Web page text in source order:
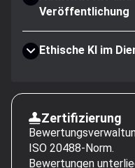
Veröffentlichung
Ethische KI im
Zertifizierung
ISO 20488-Norm.
Bewertungen